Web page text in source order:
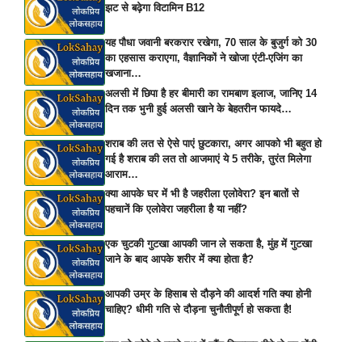
झट से बढ़ेगा विटामिन B12
यह पौधा जवानी बरकरार रखेगा, 70 साल के बुजुर्ग को 30
का एहसास कराएगा, वैज्ञानिकों ने खोजा एंटी-एजिंग का
खजाना…
अलसी में छिपा है हर बीमारी का रामबाण इलाज, जानिए 14
दिन तक भुनी हुई अलसी खाने के बेहतरीन फायदे…
शराब की लत से ऐसे पाएं छुटकारा, अगर आपको भी बहुत हो
गई है शराब की लत तो आजमाएं ये 5 तरीके, तुरंत मिलेगा
आराम…
क्या आपके घर में भी है जहरीला एलोवेरा? इन बातों से
पहचानें कि एलोवेरा जहरीला है या नहीं?
एक चुटकी गुटखा आपकी जान ले सकता है, मुंह में गुटखा
जाने के बाद आपके शरीर में क्या होता है?
आपकी उम्र के हिसाब से दौड़ने की आदर्श गति क्या होनी
चाहिए? धीमी गति से दौड़ना चुनौतीपूर्ण हो सकता है!